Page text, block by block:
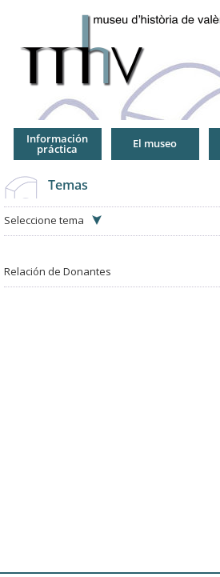
Información
práctica El museo
Temas
Seleccione tema
Relación de Donantes